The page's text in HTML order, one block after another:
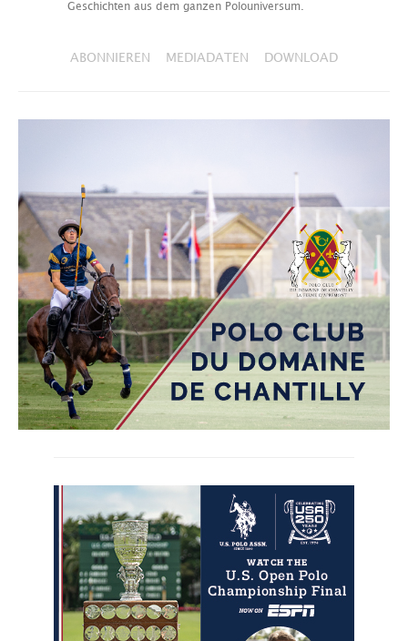
Geschichten aus dem ganzen Polouniversum.
ABONNIEREN MEDIADATEN DOWNLOAD